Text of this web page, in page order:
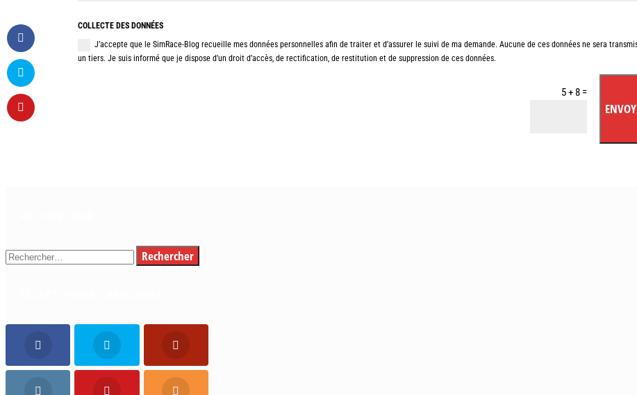
COLLECTE DES DONNÉES
J’accepte que le SimRace-Blog recueille mes données personnelles afin de traiter et d’assurer le suivi de ma demande. Aucune de ces données ne sera
un tiers. Je suis informé que je dispose d’un droit d’accès, de rectification, de restitution et de suppression de ces données.
5 + 8 =
Rechercher :